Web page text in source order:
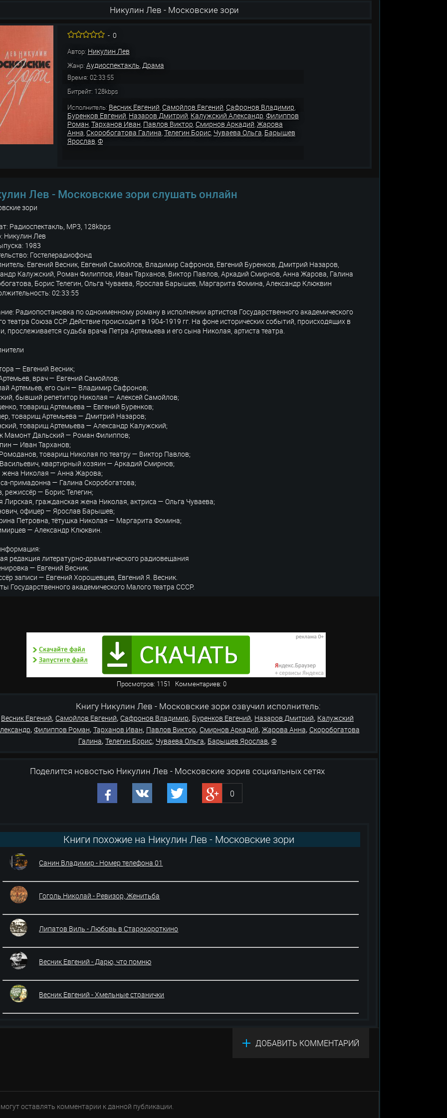
Никулин Лев - Московские зори
- 0
Автор: Никулин Лев
Жанр: Аудиоспектакль,Драма
Время: 02:33:55
Битрейт: 128kbps
Исполнитель: Весник Евгений,Самойлов Евгений,Сафронов Владимир,
Буренков Евгений, Назаров Дмитрий, Калужский Александр,Филиппов
Роман,Тарханов Иван, Павлов Виктор,Смирнов Аркадий,Жарова
Анна,Скоробогатова Галина,Телегин Борис, Чуваева Ольга, Барышев
Ярослав,Ф
Лев - Московские зори слушать онлайн
зори
Радиоспектакль, MP3, 128kbps
Никулин Лев
1983
Гостелерадиофонд
Евгений Весник, Евгений Самойлов, Владимир Сафронов, Евгений Буренков, Дмитрий Назаров,
Калужский, Роман Филиппов, Иван Тарханов, Виктор Павлов, Аркадий Смирнов, Анна Жарова, Галина
Борис Телегин, Ольга Чуваева, Ярослав Барышев, Маргарита Фомина, Александр Клюквин
02:33:55
Радиопостановка по одноименному роману в исполнении артистов Государственного академического
театра Союза ССР. Действие происходит в 1904-1919 гг. На фоне исторических событий, происходящих в
прослеживается судьба врача Петра Артемьева и его сына Николая, артиста театра.
— Евгений Весник;
врач — Евгений Самойлов;
Артемьев, его сын — Владимир Сафронов;
бывший репетитор Николая — Алексей Самойлов;
товарищ Артемьева — Евгений Буренков;
товарищ Артемьева — Дмитрий Назаров;
товарищ Артемьева — Александр Калужский;
Мамонт Дальский — Роман Филиппов;
— Иван Тарханов;
товарищ Николая по театру — Виктор Павлов;
квартирный хозяин — Аркадий Смирнов;
Николая — Анна Жарова;
примадонна — Галина Скоробогатова;
режиссёр — Борис Телегин;
Лирская, гражданская жена Николая, актриса — Ольга Чуваева;
офицер — Ярослав Барышев;
Петровна, тётушка Николая — Маргарита Фомина;
— Александр Клюквин.
редакция литературно-драматического радиовещания
— Евгений Весник.
записи — Евгений Хорошевцев, Евгений Я. Весник.
Государственного академического Малого театра СССР.
Просмотров: 1151 Комментариев: 0
Книгу Никулин Лев - Московские зори озвучил исполнитель:
Весник Евгений, Самойлов Евгений, Сафронов Владимир, Буренков Евгений, Назаров Дмитрий, Калужский
, Филиппов Роман, Тарханов Иван, Павлов Виктор, Смирнов Аркадий, Жарова Анна, Скоробогатова
Галина, Телегин Борис, Чуваева Ольга, Барышев Ярослав, Ф
Поделится новостью Никулин Лев - Московские зорив социальных сетях
0
Книги похожие на Никулин Лев - Московские зори
Санин Владимир - Номер телефона 01
Гоголь Николай - Ревизор, Женитьба
Липатов Виль - Любовь в Старокороткино
Весник Евгений - Дарю, что помню
Весник Евгений - Хмельные странички
ДОБАВИТЬ КОММЕНТАРИЙ
могут оставлять комментарии к данной публикации.